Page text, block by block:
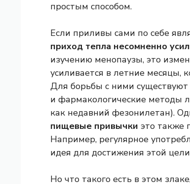
простым способом.
Если приливы сами по себе
приход тепла несомненно
изучению менопаузы, это
усиливается в летние месяцы,
Для борьбы с ними существуют
и фармакологические методы
как недавний фезонилетан).
пищевые привычки это также
Например, регулярное
идея для достижения этой
Но что такого есть в этом